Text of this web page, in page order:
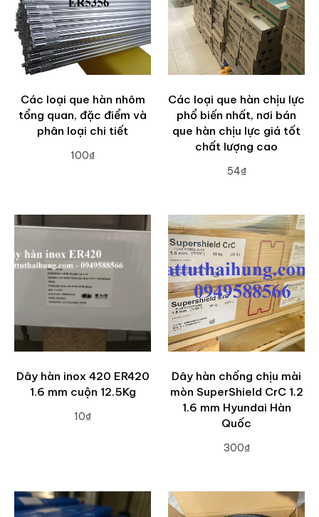
Các loại que hàn nhôm
tổng quan, đặc điểm và
phân loại chi tiết
100₫
Các loại que hàn chịu lực
phổ biến nhất, nơi bán
que hàn chịu lực giá tốt
chất lượng cao
54₫
Dây hàn inox 420 ER420
1.6 mm cuộn 12.5Kg
10₫
Dây hàn chống chịu mài
mòn SuperShield CrC 1.2
1.6 mm Hyundai Hàn
Quốc
300₫